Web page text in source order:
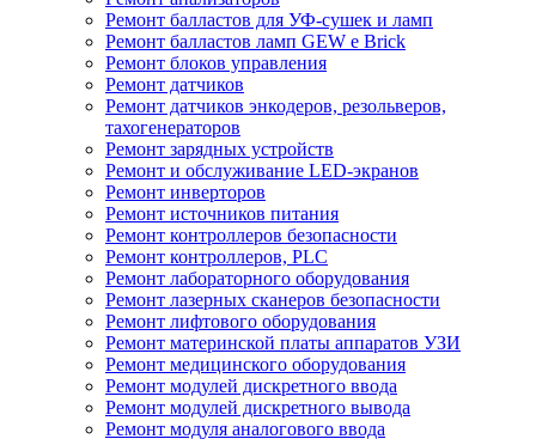
Ремонт балластов для УФ-сушек и ламп
Ремонт балластов ламп GEW e Brick
Ремонт блоков управления
Ремонт датчиков
Ремонт датчиков энкодеров, резольверов,
тахогенераторов
Ремонт зарядных устройств
Ремонт и обслуживание LED-экранов
Ремонт инверторов
Ремонт источников питания
Ремонт контроллеров безопасности
Ремонт контроллеров, PLC
Ремонт лабораторного оборудования
Ремонт лазерных сканеров безопасности
Ремонт лифтового оборудования
Ремонт материнской платы аппаратов УЗИ
Ремонт медицинского оборудования
Ремонт модулей дискретного ввода
Ремонт модулей дискретного вывода
Ремонт модуля аналогового ввода